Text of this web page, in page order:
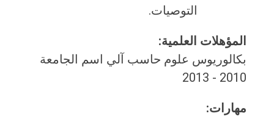
التوصيات.
المؤهلات العلمية:
بكالوريوس علوم حاسب آلي اسم الجامعة
2010 - 2013
مهارات: